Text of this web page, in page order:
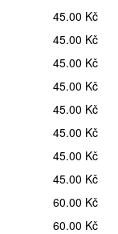
45.00 Kč
45.00 Kč
45.00 Kč
45.00 Kč
45.00 Kč
45.00 Kč
45.00 Kč
45.00 Kč
60.00 Kč
60.00 Kč